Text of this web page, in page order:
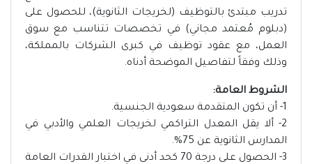
تدريب مبتدئ بالتوظيف (لخريجات الثانوية)، للحصول على
(دبلوم مُعتمد مجاني) في تخصصات تتناسب مع سوق
العمل، مع عقود توظيف في كبرى الشركات بالمملكة،
وذلك وفقاً لتفاصيل الموضحة أدناه.
الشروط العامة:
1- أن تكون المتقدمة سعودية الجنسية.
2- ألا يقل المعدل التراكمي لخريجات العلمي والأدبي في
المدارس الثانوية عن 75%.
3- الحصول على درجة 70 كحد أدنى في اختبار القدرات العامة